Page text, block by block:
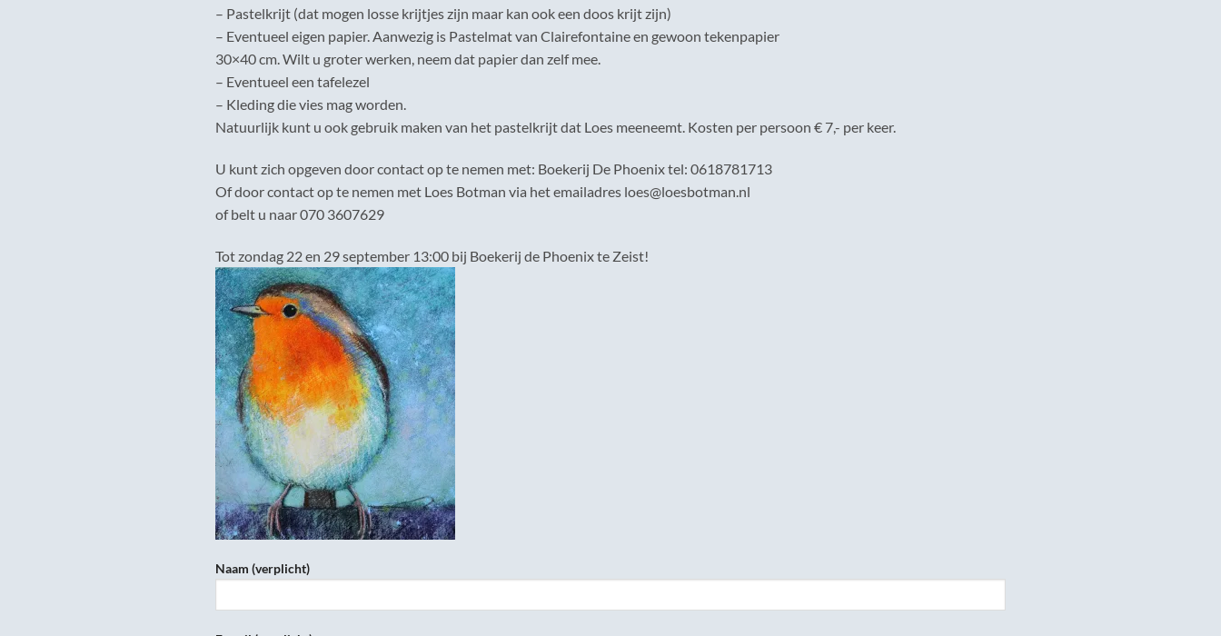
– Pastelkrijt (dat mogen losse krijtjes zijn maar kan ook een doos krijt zijn)
– Eventueel eigen papier. Aanwezig is Pastelmat van Clairefontaine en gewoon tekenpapier
30×40 cm. Wilt u groter werken, neem dat papier dan zelf mee.
– Eventueel een tafelezel
– Kleding die vies mag worden.
Natuurlijk kunt u ook gebruik maken van het pastelkrijt dat Loes meeneemt. Kosten per persoon € 7,- per keer.
U kunt zich opgeven door contact op te nemen met: Boekerij De Phoenix tel: 0618781713
Of door contact op te nemen met Loes Botman via het emailadres loes@loesbotman.nl
of belt u naar 070 3607629
Tot zondag 22 en 29 september 13:00 bij Boekerij de Phoenix te Zeist!
Naam (verplicht)